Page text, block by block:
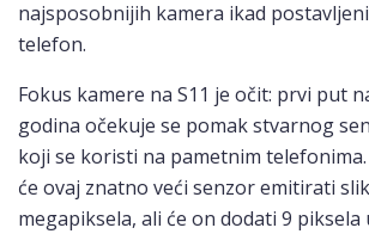
najsposobnijih kamera ikad
telefon.
Fokus kamere na S11 je očit: prvi put
godina očekuje se pomak stvarnog
koji se koristi na pametnim telefonima.
će ovaj znatno veći senzor emitirati
megapiksela, ali će on dodati 9 piksela